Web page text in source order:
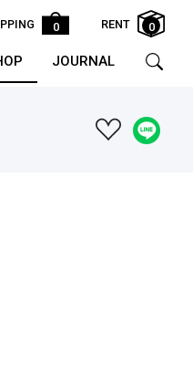
0 RENT 0
JOURNAL